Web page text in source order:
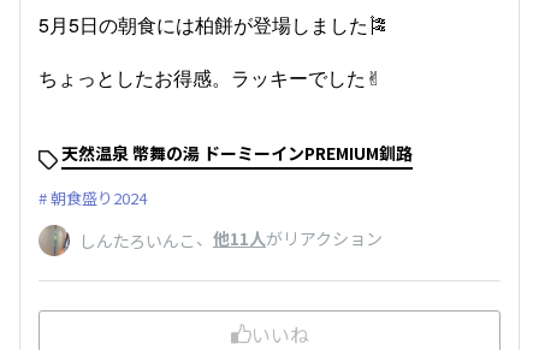
5月5日の朝食には柏餅が登場しました🎏
ちょっとしたお得感。ラッキーでした✌︎
天然温泉 幣舞の湯 ドーミーインPREMIUM釧路
朝食盛り2024
しんたろいんこ 、 他11人がリアクション
いいね